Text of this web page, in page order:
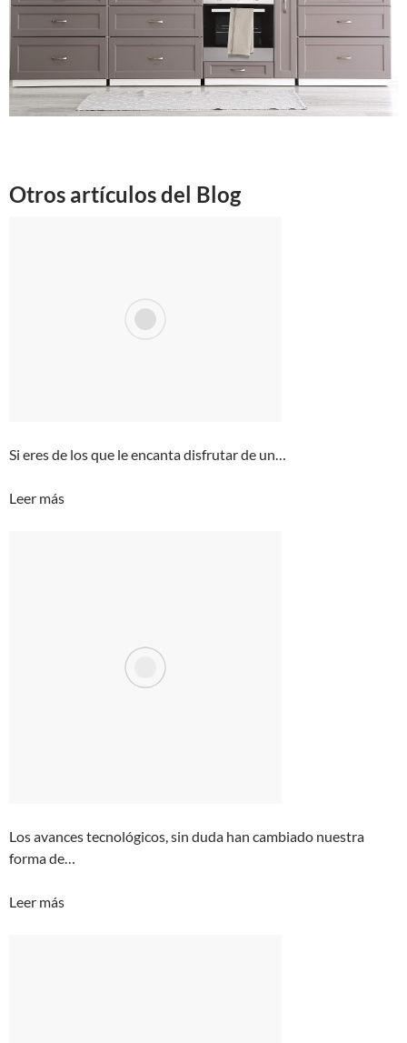
Otros artículos del Blog
Si eres de los que le encanta disfrutar de un…
Leer más
Los avances tecnológicos, sin duda han cambiado nuestra
forma de…
Leer más